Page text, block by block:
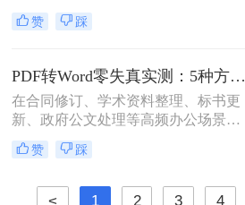
享，但转换后图片模糊不清、细节丢
失、放大后出现马赛克……这些"清
能导致重要信息无法识别。那么PDF
怎么转成高清图片不模糊呢？别再忍
受模糊图片！本文直击痛点，提供可
立即执行的高清转换方案，助您10分
钟内获得印刷级清晰度！
赞 踩
PDF转Word零失真实测：5种方法按图文复杂度的转换精度排名！
在合同修订、学术资料整理、标书更
新、政府公文处理等高频办公场景
中，将PDF精准转换为可编辑Word文
档是效率刚需，却也是“翻车”重灾
崩坏、扫描件变乱码……
赞 踩
< 1 2 3 4